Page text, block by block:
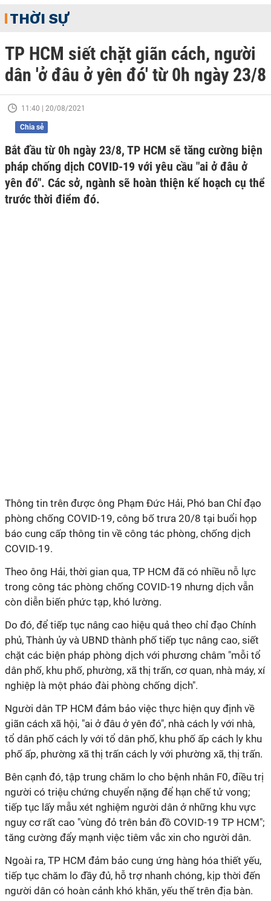
THỜI SỰ
TP HCM siết chặt giãn cách, người
dân 'ở đâu ở yên đó' từ 0h ngày 23/8
11:40 | 20/08/2021
Chia sẻ
Bắt đầu từ 0h ngày 23/8, TP HCM sẽ tăng cường biện
pháp chống dịch COVID-19 với yêu cầu "ai ở đâu ở
yên đó". Các sở, ngành sẽ hoàn thiện kế hoạch cụ thể
trước thời điểm đó.
Thông tin trên được ông Phạm Đức Hải, Phó ban Chỉ đạo
phòng chống COVID-19, công bố trưa 20/8 tại buổi họp
báo cung cấp thông tin về công tác phòng, chống dịch
COVID-19.
Theo ông Hải, thời gian qua, TP HCM đã có nhiều nỗ lực
trong công tác phòng chống COVID-19 nhưng dịch vẫn
còn diễn biến phức tạp, khó lường.
Do đó, để tiếp tục nâng cao hiệu quả theo chỉ đạo Chính
phủ, Thành ủy và UBND thành phố tiếp tục nâng cao, siết
chặt các biện pháp phòng dịch với phương châm "mỗi tổ
dân phố, khu phố, phường, xã thị trấn, cơ quan, nhà máy, xí
nghiệp là một pháo đài phòng chống dịch".
Người dân TP HCM đảm bảo việc thực hiện quy định về
giãn cách xã hội, "ai ở đâu ở yên đó", nhà cách ly với nhà,
tổ dân phố cách ly với tổ dân phố, khu phố ấp cách ly khu
phố ấp, phường xã thị trấn cách ly với phường xã, thị trấn.
Bên cạnh đó, tập trung chăm lo cho bệnh nhân F0, điều trị
người có triệu chứng chuyển nặng để hạn chế tử vong;
tiếp tục lấy mẫu xét nghiệm người dân ở những khu vực
nguy cơ rất cao "vùng đỏ trên bản đồ COVID-19 TP HCM";
tăng cường đẩy mạnh việc tiêm vắc xin cho người dân.
Ngoài ra, TP HCM đảm bảo cung ứng hàng hóa thiết yếu,
tiếp tục chăm lo đầy đủ, hỗ trợ nhanh chóng, kịp thời đến
người dân có hoàn cảnh khó khăn, yếu thế trên địa bàn.